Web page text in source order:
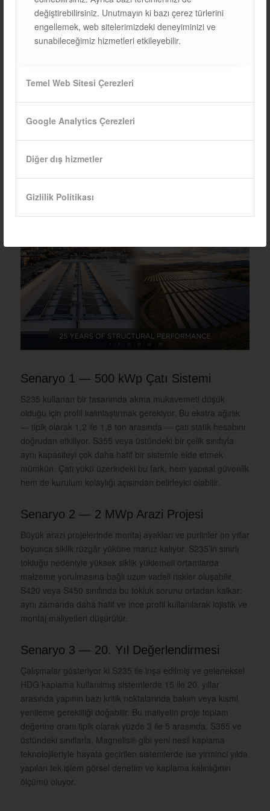
değiştirebilirsiniz. Unutmayın ki bazı çerez türlerini
engellemek, web sitelerimizdeki deneyiminizi ve
sunabileceğimiz hizmetleri etkileyebilir.
Temel Web Sitesi Çerezleri
Google Analytics Çerezleri
Diğer dış hizmetler
Gizlilik Politikası
(S235’e göre)
tasarruf
tasarruf
Kaplama uyumu
Standart Standart
Kaynak
Kolay
Standart
EN
Teorik Senaryolar: 25 Yıl
Ne Anlama Gelir?
Senaryo 1 — 500 kWp Çatı Sistemi
S235 kullanan bir tasarımda akma mukavemeti düşük
olduğu için profil kalınlaştırmak gerekiyor. Bu ekstra ağırlık
— tipik olarak 1,2 ile 1,8 ton arasında — çatı statik hesabını
doğrudan etkiliyor. S355 veya üstündeki bir çelik sınıfıyla
aynı kapasiteyi çok daha hafif bir sistemle elde etmek
mümkün. Çatı yükü üzerindeki bu fark, hem yapısal güvenlik
hem de kurulum kolaylığı açısından belirleyici olabilir.
Senaryo 2 — 2 MWp Arazi Projesi
Büyük arazi projelerinde montaj ayakları ve purlinler on yıllar
boyunca siklik rüzgâr yüküne maruz kalıyor. S235’in sınırlı
tokluğu nedeniyle yüksek siklik yüklemeli ortamlarda
malzeme yorulmasına bağlı uzun vadeli riskler oluşabilir.
S420 veya S450 sınıfında bu tokluk sorunu ortadan kalkar;
aynı zamanda daha hafif ve ince profil kullanılarak lojistik ve
montaj maliyetleri düşürülür.
Senaryo 3 — 20. Yıl Değerlendirmesi
Çalışmalar gösteriyor ki S235 ile inşa edilmiş ve geleneksel
HDG kaplama kullanılmış sistemlerde 15 ile 20. yıllar
arasında yapının bazı kritik noktalarında bakım veya kısmi
yenileme gerekliliği doğabilir. Bu maliyetin proje toplam
değerine oranı tipik olarak yüzde 3 ile 5 arasında. S355 ve
üstündeki sınıflarla, Magnelis® gibi yeni nesil kaplama
teknolojileriyle hayata geçirilen sistemlerde ise yirminci yılda
yapılan tek işlem görsel denetim ve kaplama kalınlığının
ölçümü oluyor.